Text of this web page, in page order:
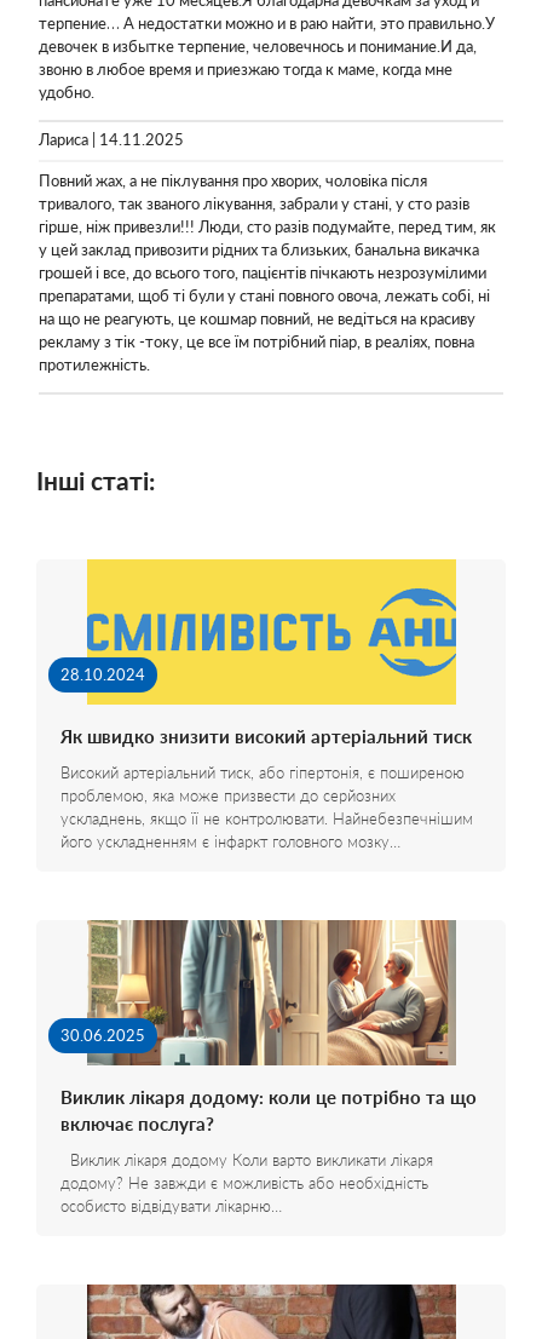
терпение… А недостатки можно и в раю найти, это правильно.У
девочек в избытке терпение, человечнось и понимание.И да,
звоню в любое время и приезжаю тогда к маме, когда мне
удобно.
Лариса | 14.11.2025
Повний жах, а не піклування про хворих, чоловіка після
тривалого, так званого лікування, забрали у стані, у сто разів
гірше, ніж привезли!!! Люди, сто разів подумайте, перед тим, як
у цей заклад привозити рідних та близьких, банальна викачка
грошей і все, до всього того, пацієнтів пічкають незрозумілими
препаратами, щоб ті були у стані повного овоча, лежать собі, ні
на що не реагують, це кошмар повний, не ведіться на красиву
рекламу з тік -току, це все їм потрібний піар, в реаліях, повна
протилежність.
Інші статі:
28.10.2024
Як швидко знизити високий артеріальний тиск
Високий артеріальний тиск, або гіпертонія, є поширеною
проблемою, яка може призвести до серйозних
ускладнень, якщо її не контролювати. Найнебезпечнішим
його ускладненням є інфаркт головного мозку…
30.06.2025
Виклик лікаря додому: коли це потрібно та що
включає послуга?
Виклик лікаря додому Коли варто викликати лікаря
додому? Не завжди є можливість або необхідність
особисто відвідувати лікарню…